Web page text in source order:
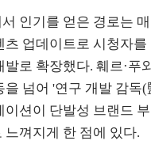
인기를 얻은 경로는
츠 업데이트로 시청자를
발로 확장했다. 훼르·푸
을 넘어 '연구 개발 감독
이션이 단발성 브랜드
느껴지게 한 점에 있다.